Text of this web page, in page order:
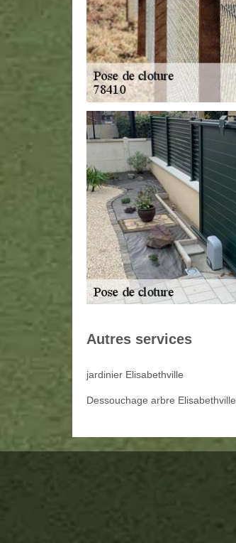
Autres services
jardinier Elisabethville
Dessouchage arbre Elisabethville